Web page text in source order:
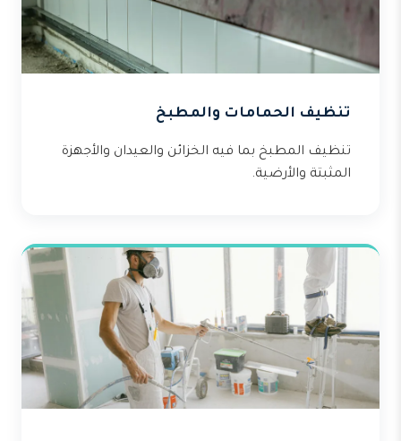
تنظيف الحمامات والمطبخ
تنظيف المطبخ بما فيه الخزائن والعيدان والأجهزة
المثبتة والأرضية.